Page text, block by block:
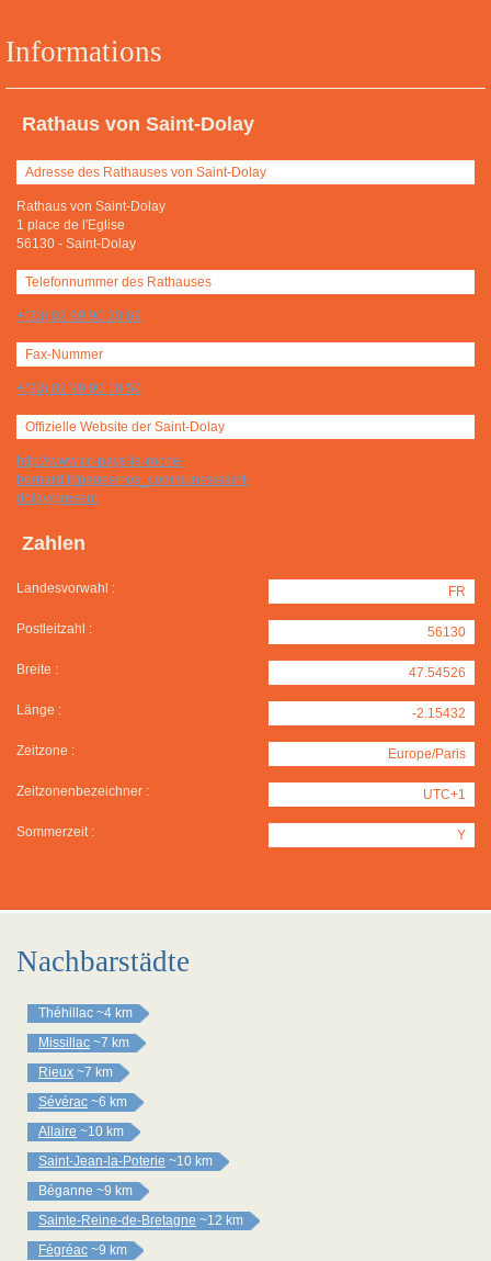
Informations
Rathaus von Saint-Dolay
Adresse des Rathauses von Saint-Dolay
Rathaus von Saint-Dolay
1 place de l'Eglise
56130 - Saint-Dolay
Telefonnummer des Rathauses
+(33) 02 99 90 20 69
Fax-Nummer
+(33) 02 99 90 10 50
Offizielle Website der Saint-Dolay
http://www.cc-pays-la-roche-
bernard.fr/pages/nos_communes/saint-
dolay/present
Zahlen
Landesvorwahl : FR
Postleitzahl : 56130
Breite : 47.54526
Länge : -2.15432
Zeitzone : Europe/Paris
Zeitzonenbezeichner : UTC+1
Sommerzeit : Y
Nachbarstädte
Théhillac ~4 km
Missillac ~7 km
Rieux ~7 km
Sévérac ~6 km
Allaire ~10 km
Saint-Jean-la-Poterie ~10 km
Béganne ~9 km
Sainte-Reine-de-Bretagne ~12 km
Fégréac ~9 km